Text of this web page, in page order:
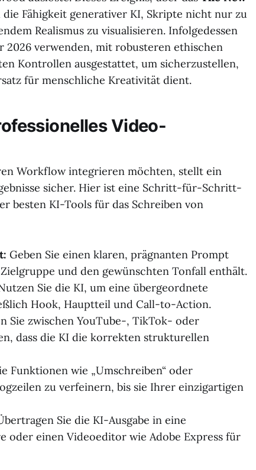
Fähigkeit generativer KI, Skripte nicht nur zu
Realismus zu visualisieren. Infolgedessen
2026 verwenden, mit robusteren ethischen
Kontrollen ausgestattet, um sicherzustellen,
für menschliche Kreativität dient.
Video-
Workflow integrieren möchten, stellt ein
sicher. Hier ist eine Schritt-für-Schritt-
besten KI-Tools für das Schreiben von
Geben Sie einen klaren, prägnanten Prompt
und den gewünschten Tonfall enthält.
Sie die KI, um eine übergeordnete
Hook, Hauptteil und Call-to-Action.
Sie zwischen YouTube-, TikTok- oder
dass die KI die korrekten strukturellen
Funktionen wie „Umschreiben“ oder
zu verfeinern, bis sie Ihrer einzigartigen
Sie die KI-Ausgabe in eine
oder einen Videoeditor wie Adobe Express für